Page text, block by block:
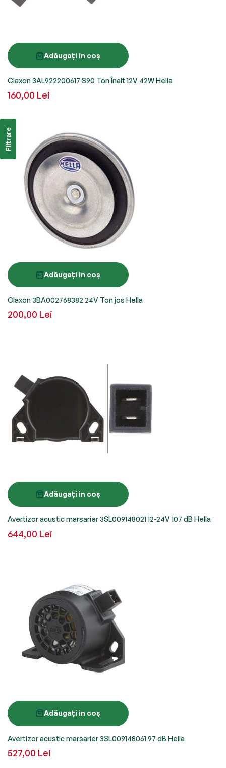
Adăugați in coș
Claxon 3AL922200617 S90 Ton Înalt 12V 42W Hella
160,00 Lei
Adăugați in coș
Claxon 3BA002768382 24V Ton jos Hella
200,00 Lei
Adăugați in coș
Avertizor acustic marșarier 3SL009148021 12-24V 107 dB Hella
644,00 Lei
Adăugați in coș
Avertizor acustic marșarier 3SL009148061 97 dB Hella
527,00 Lei
Filtrare